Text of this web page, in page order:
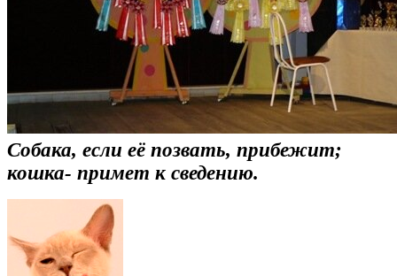
Собака, если её позвать, прибежит;
кошка- примет к сведению.